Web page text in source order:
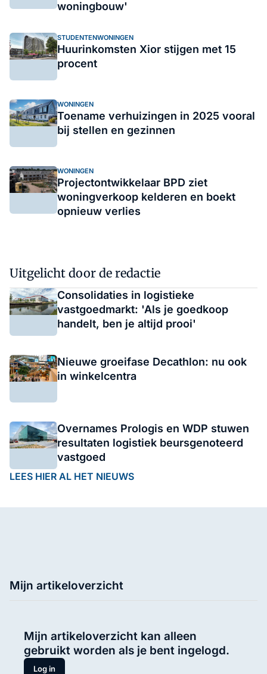
woningbouw'
STUDENTENWONINGEN
Huurinkomsten Xior stijgen met 15
procent
WONINGEN
Toename verhuizingen in 2025 vooral
bij stellen en gezinnen
WONINGEN
Projectontwikkelaar BPD ziet
woningverkoop kelderen en boekt
opnieuw verlies
Uitgelicht door de redactie
Consolidaties in logistieke
vastgoedmarkt: 'Als je goedkoop
handelt, ben je altijd prooi'
Nieuwe groeifase Decathlon: nu ook
in winkelcentra
Overnames Prologis en WDP stuwen
resultaten logistiek beursgenoteerd
vastgoed
LEES HIER AL HET NIEUWS
Mijn artikeloverzicht
Mijn artikeloverzicht kan alleen
gebruikt worden als je bent ingelogd.
Log in